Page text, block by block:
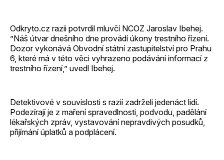
Odkryto.cz razii potvrdil mluvčí NCOZ Jaroslav Ibehej.
”Náš útvar dnešního dne provádí úkony trestního řízení.
Dozor vykonává Obvodní státní zastupitelství pro Prahu
6, které má v této věci vyhrazeno podávání informací z
trestního řízení,” uvedl Ibehej.
Detektivové v souvislosti s razií zadrželi jedenáct lidí.
Podezírají je z maření spravedlnosti, podvodu, padělání
lékařských zpráv, vystavování nepravdivých posudků,
přijímání úplatků a podplácení.